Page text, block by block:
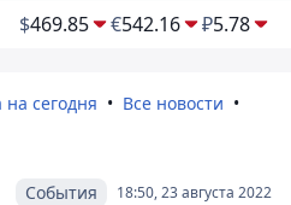
$469.85 €542.16 ₽5.78
сегодня
Все новости
18:50, 23 августа 2022
События